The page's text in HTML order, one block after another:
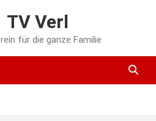
TV Verl
für die ganze Familie